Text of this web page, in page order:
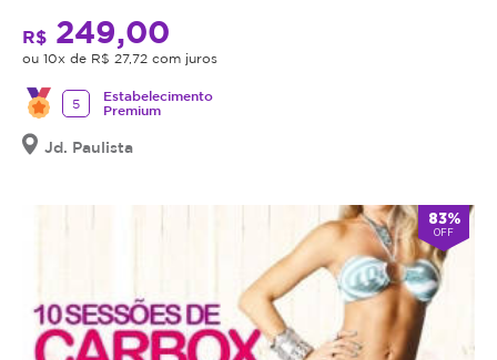
R$ 249,00
ou 10x de R$ 27,72 com juros
5
Estabelecimento
Premium
Jd. Paulista
83%
OFF